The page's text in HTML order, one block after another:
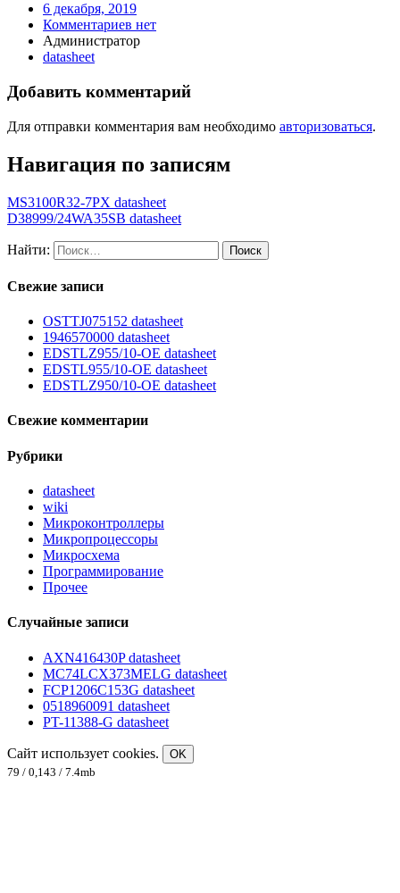
6 декабря, 2019
Комментариев нет
Администратор
datasheet
Добавить комментарий
Для отправки комментария вам необходимо авторизоваться.
Навигация по записям
MS3100R32-7PX datasheet
D38999/24WA35SB datasheet
Найти:
Свежие записи
OSTTJ075152 datasheet
1946570000 datasheet
EDSTLZ955/10-OE datasheet
EDSTL955/10-OE datasheet
EDSTLZ950/10-OE datasheet
Свежие комментарии
Рубрики
datasheet
wiki
Микроконтроллеры
Микропроцессоры
Микросхема
Программирование
Прочее
Случайные записи
AXN416430P datasheet
MC74LCX373MELG datasheet
FCP1206C153G datasheet
0518960091 datasheet
PT-11388-G datasheet
Сайт использует cookies.
OK
79 / 0,143 / 7.4mb